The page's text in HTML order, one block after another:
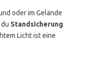
oder im Gelände
Standsicherung
Licht ist eine